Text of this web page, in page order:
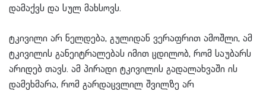
დამაქვს და სულ მახსოვს.
ტკივილი არ ნელდება, გულიდან ვერაფრით ამოშლი, ამ
ტკივილის განეიტრალებას იმით ცდილობ, რომ საუბარს
არიდებ თავს. ამ პირადი ტკივილის გადალახვაში ის
დამეხმარა, რომ გარდაცვლილ შვილზე არ